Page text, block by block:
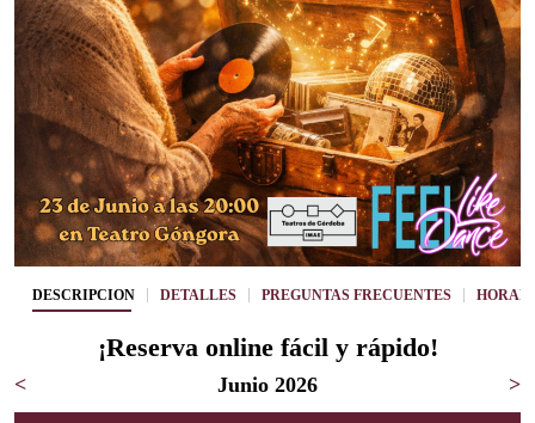
DESCRIPCIÓN DETALLES PREGUNTAS FRECUENTES
¡Reserva online fácil y rápido!
< Junio 2026 >